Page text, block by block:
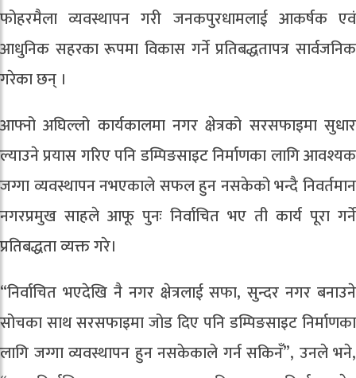
फोहरमैला व्यवस्थापन गरी जनकपुरधामलाई आकर्षक एवं
आधुनिक सहरका रूपमा विकास गर्ने प्रतिबद्धतापत्र सार्वजनिक
गरेका छन् ।
आफ्नो अघिल्लो कार्यकालमा नगर क्षेत्रको सरसफाइमा सुधार
ल्याउने प्रयास गरिए पनि डम्पिङसाइट निर्माणका लागि आवश्यक
जग्गा व्यवस्थापन नभएकाले सफल हुन नसकेको भन्दै निवर्तमान
नगरप्रमुख साहले आफू पुनः निर्वाचित भए ती कार्य पूरा गर्ने
प्रतिबद्धता व्यक्त गरे।
“निर्वाचित भएदेखि नै नगर क्षेत्रलाई सफा, सुन्दर नगर बनाउने
सोचका साथ सरसफाइमा जोड दिए पनि डम्पिङसाइट निर्माणका
लागि जग्गा व्यवस्थापन हुन नसकेकाले गर्न सकिनँ”, उनले भने,